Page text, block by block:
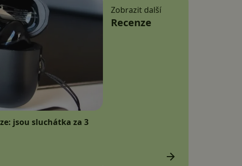
jsou sluchátka za 3
Zobrazit další
Recenze